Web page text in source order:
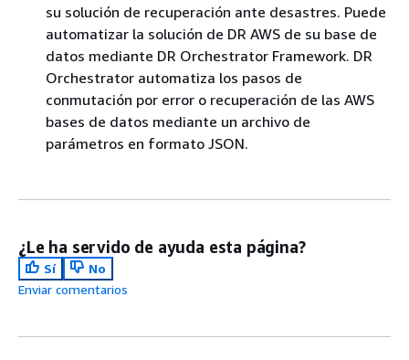
su solución de recuperación ante desastres. Puede
automatizar la solución de DR AWS de su base de
datos mediante DR Orchestrator Framework. DR
Orchestrator automatiza los pasos de
conmutación por error o recuperación de las AWS
bases de datos mediante un archivo de
parámetros en formato JSON.
¿Le ha servido de ayuda esta página?
Sí
No
Enviar comentarios